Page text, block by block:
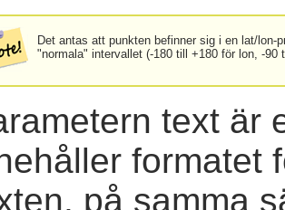
Det antas att punkten befinner sig i en lat/lon-
"normala" intervallet (-180 till +180 för lon, -90
text är
formatet
på samma